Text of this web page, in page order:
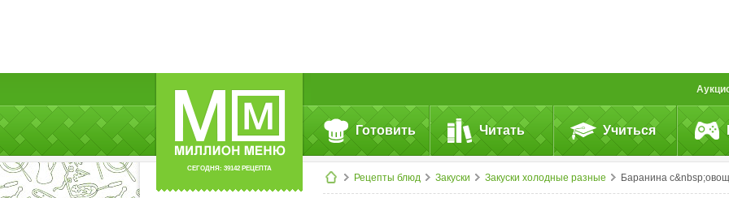
СЕГОДНЯ: 39142 РЕЦЕПТА
Готовить Читать Учиться
Рецепты блюд Закуски Закуски холодные разные Баранина с&nbsp;овощами